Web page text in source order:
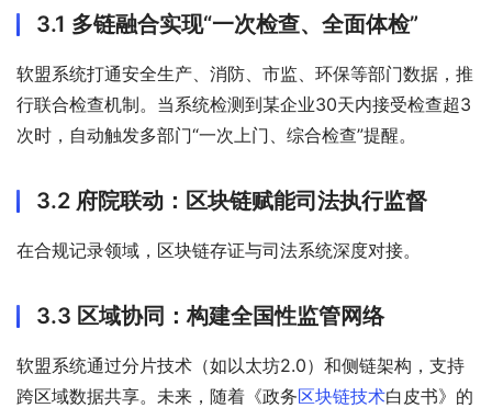
3.1 多链融合实现“一次检查、全面体检”
软盟系统打通安全生产、消防、市监、环保等部门数据，推
行联合检查机制。当系统检测到某企业30天内接受检查超3
次时，自动触发多部门“一次上门、综合检查”提醒。
3.2 府院联动：区块链赋能司法执行监督
在合规记录领域，区块链存证与司法系统深度对接。
3.3 区域协同：构建全国性监管网络
软盟系统通过分片技术（如以太坊2.0）和侧链架构，支持
跨区域数据共享。未来，随着《政务区块链技术白皮书》的